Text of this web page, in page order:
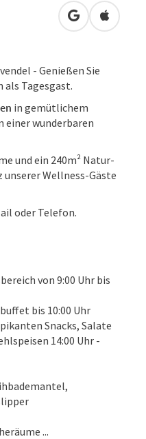
in Google
in
- Genießen Sie
als Tagesgast.
in gemütlichem
wunderbaren
und ein 240m² Natur-
Wellness-Gäste
oder Telefon.
von 9:00 Uhr bis
bis 10:00 Uhr
Snacks, Salate
14:00 Uhr -
...